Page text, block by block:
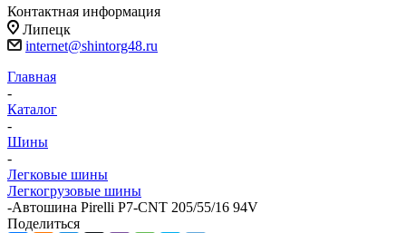
Контактная информация
Липецк
internet@shintorg48.ru
Главная
-
Каталог
-
Шины
-
Легковые шины
Легкогрузовые шины
-Автошина Pirelli P7-CNT 205/55/16 94V
Поделиться